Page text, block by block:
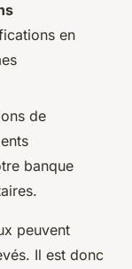
en
de
banque
peuvent
Il est donc